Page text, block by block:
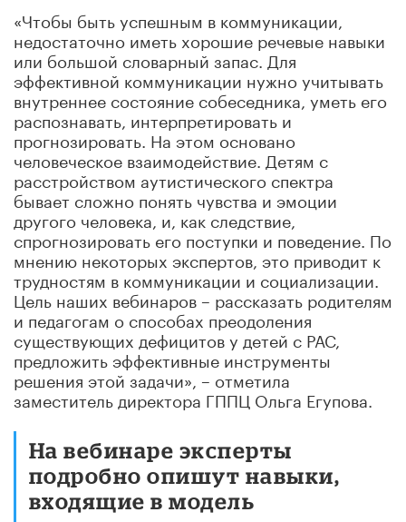
«Чтобы быть успешным в коммуникации,
недостаточно иметь хорошие речевые навыки
или большой словарный запас. Для
эффективной коммуникации нужно учитывать
внутреннее состояние собеседника, уметь его
распознавать, интерпретировать и
прогнозировать. На этом основано
человеческое взаимодействие. Детям с
расстройством аутистического спектра
бывает сложно понять чувства и эмоции
другого человека, и, как следствие,
спрогнозировать его поступки и поведение. По
мнению некоторых экспертов, это приводит к
трудностям в коммуникации и социализации.
Цель наших вебинаров – рассказать родителям
и педагогам о способах преодоления
существующих дефицитов у детей с РАС,
предложить эффективные инструменты
решения этой задачи», – отметила
заместитель директора ГППЦ Ольга Егупова.
На вебинаре эксперты
подробно опишут навыки,
входящие в модель